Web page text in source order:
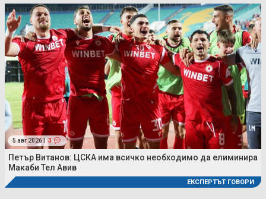
5 авг 2026 | 3
Петър Витанов: ЦСКА има всичко необходимо да елиминира
Макаби Тел Авив
ЕКСПЕРТЪТ ГОВОРИ